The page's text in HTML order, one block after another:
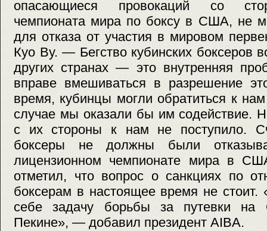
опасающиеся провокаций со
чемпионата мира по боксу в США, не
для отказа от участия в мировом
Куо Ву. — Бегство кубинских боксеров
других странах — это внутренняя
вправе вмешиваться в разрешение
время, кубинцы могли обратиться к
случае мы оказали бы им содействие.
с их стороны к нам не поступило.
боксеры не должны были
лицензионном чемпионате мира в
отметил, что вопрос о санкциях по
боксерам в настоящее время не
себе задачу борьбы за путевки на
Пекине», — добавил президент AIBA.